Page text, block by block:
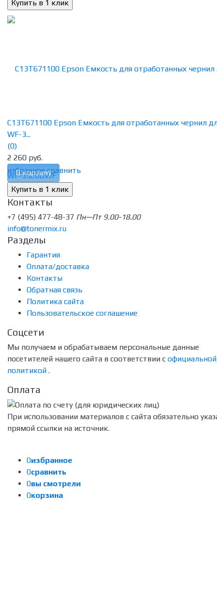
избранное сравнить
C13T671100 Epson Емкость для отработанных чернил
WF-3...
(0)
2 260 руб.
В корзину
Контакты
+7 (495) 477-48-37 Пн—Пт 9.00-18.00
info@tonermix.ru
Разделы
Гарантия
Оплата/доставка
Контакты
Обратная связь
Политика сайта
Пользовательское соглашение
Соцсети
Мы получаем и обрабатываем персональные данные
посетителей нашего сайта в соответствии с официальной
политикой .
Оплата
При использовании материалов с сайта обязательно
прямой ссылки на источник.
0избранное
0сравнить
0вы смотрели
0корзина